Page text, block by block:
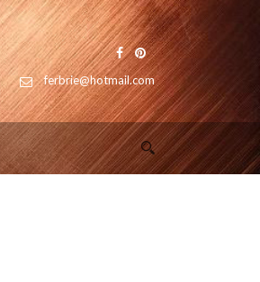
ferbrie@hotmail.com